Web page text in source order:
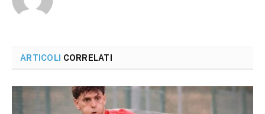
ARTICOLI CORRELATI